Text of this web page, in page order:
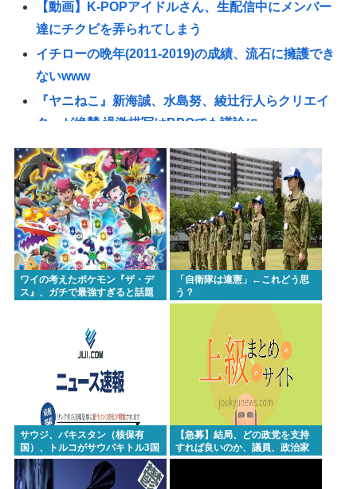
【動画】K-POPアイドルさん、生配信中にメンバー
達にチクビを弄られてしまう
イチローの晩年(2011-2019)の成績、流石に擁護でき
ないwww
『ヤニねこ』新海誠、水島努、綾辻行人らクリエイ
ターが絶賛 過激描写はBPOでも議論に
【動画あり】ミスイタリア地方予選、黒人女性が優
勝し炎上
高市早苗の消費税減税、93%が「賛成」www
首相官邸、"映え"を意識した高市首相熊本訪問の感
動BGM付きムービーを投稿「全部が全部ありがたか
ったです」
避難所地獄と化す「ずっと同じ食べ物&断水でトイレ
【高市朗報】日本の自殺者数、無茶苦茶減って史上
初の2万人割れ。無茶苦茶生きやすい国になってる件
www
【画像】仙台育英のマネージャーさん、首をひねっ
ただけでなぜかウインクしたことにされてしまう
www
高橋名人が左手のバネを取るため手術を決意
ワイの考えたポケモン『ザ・デ
ス』、ガチで最強すぎると話題
「自衛隊は違憲」←これどう思
う？
サウジ、パキスタン（核保有
国）、トルコがサウパキトル3国
相互防衛協定締結
【急募】結局、どの政党を支持
すれば良いのか、議員、政治家
は全員悪か